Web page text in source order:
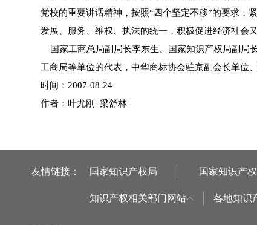
党校的重要讲话精神，按照“四个坚定不移”的要求，
发展、服务、维权、执法的统一，积极促进经济社会
国家工商总局副局长李东生、国家知识产权局副局
工商局等单位的代表，中华商标协会驻京副会长单位
时间：2007-08-24
作者：叶尤刚 梁舒林
友情链接： 国家知识产权局 国家知识产
知识产权相关部门网站 各地知识